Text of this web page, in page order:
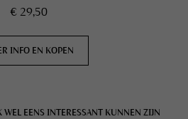
€ 29,50
INFO EN KOPEN
EENS INTERESSANT KUNNEN ZIJN